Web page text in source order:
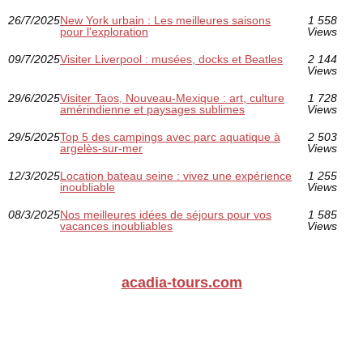
26/7/2025New York urbain : Les meilleures saisons
pour l'exploration
1 558
Views
09/7/2025Visiter Liverpool : musées, docks et Beatles
2 144
Views
29/6/2025Visiter Taos, Nouveau-Mexique : art, culture
amérindienne et paysages sublimes
1 728
Views
29/5/2025Top 5 des campings avec parc aquatique à
argelès-sur-mer
2 503
Views
12/3/2025Location bateau seine : vivez une expérience
inoubliable
1 255
Views
08/3/2025Nos meilleures idées de séjours pour vos
vacances inoubliables
1 585
Views
acadia-tours.com